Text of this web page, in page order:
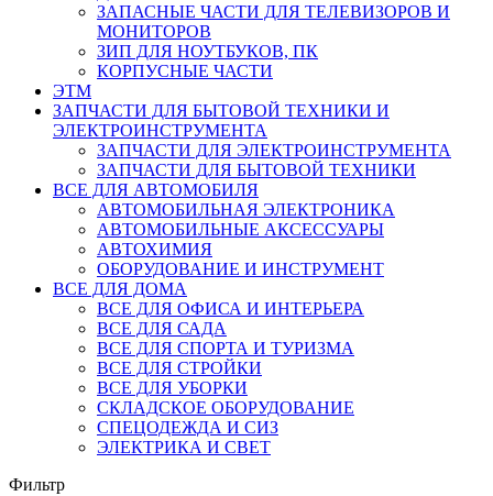
ЗАПАСНЫЕ ЧАСТИ ДЛЯ ТЕЛЕВИЗОРОВ И
МОНИТОРОВ
ЗИП ДЛЯ НОУТБУКОВ, ПК
КОРПУСНЫЕ ЧАСТИ
ЭТМ
ЗАПЧАСТИ ДЛЯ БЫТОВОЙ ТЕХНИКИ И
ЭЛЕКТРОИНСТРУМЕНТА
ЗАПЧАСТИ ДЛЯ ЭЛЕКТРОИНСТРУМЕНТА
ЗАПЧАСТИ ДЛЯ БЫТОВОЙ ТЕХНИКИ
ВСЕ ДЛЯ АВТОМОБИЛЯ
АВТОМОБИЛЬНАЯ ЭЛЕКТРОНИКА
АВТОМОБИЛЬНЫЕ АКСЕССУАРЫ
АВТОХИМИЯ
ОБОРУДОВАНИЕ И ИНСТРУМЕНТ
ВСЕ ДЛЯ ДОМА
ВСЕ ДЛЯ ОФИСА И ИНТЕРЬЕРА
ВСЕ ДЛЯ САДА
ВСЕ ДЛЯ СПОРТА И ТУРИЗМА
ВСЕ ДЛЯ СТРОЙКИ
ВСЕ ДЛЯ УБОРКИ
СКЛАДСКОЕ ОБОРУДОВАНИЕ
СПЕЦОДЕЖДА И СИЗ
ЭЛЕКТРИКА И СВЕТ
Фильтр